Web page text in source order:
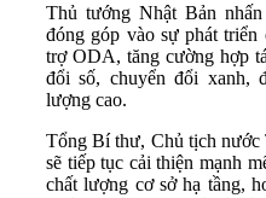
Thủ tướng Nhật Bản
đóng góp vào sự phát
trợ ODA, tăng cường hợp
đổi số, chuyển đổi xanh,
lượng cao.
Tổng Bí thư, Chủ tịch nước
sẽ tiếp tục cải thiện mạnh
chất lượng cơ sở hạ tầng,